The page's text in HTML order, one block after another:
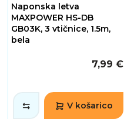
Naponska letva
MAXPOWER HS-DB
GB03K, 3 vtičnice, 1.5m,
bela
7,99 €
V košarico